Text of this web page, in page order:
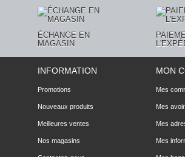
ÉCHANGE EN
MAGASIN
INFORMATION
Promotions
Nouveaux produits
Meilleures ventes
Nos magasins
MON
Mes
Mes
Mes
Mes